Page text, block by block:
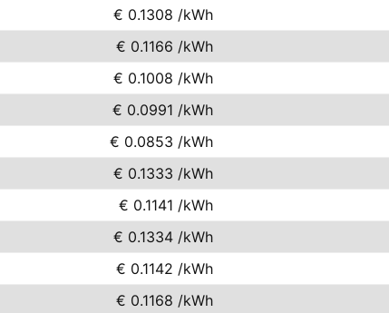
€ 0.1308 /kWh
€ 0.1166 /kWh
€ 0.1008 /kWh
€ 0.0991 /kWh
€ 0.0853 /kWh
€ 0.1333 /kWh
€ 0.1141 /kWh
€ 0.1334 /kWh
€ 0.1142 /kWh
€ 0.1168 /kWh